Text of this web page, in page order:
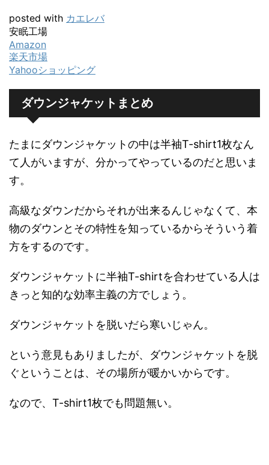
posted with カエレバ
安眠工場
Amazon
楽天市場
Yahooショッピング
ダウンジャケットまとめ
たまにダウンジャケットの中は半袖T-shirt1枚なん
て人がいますが、分かってやっているのだと思いま
す。
高級なダウンだからそれが出来るんじゃなくて、本
物のダウンとその特性を知っているからそういう着
方をするのです。
ダウンジャケットに半袖T-shirtを合わせている人は
きっと知的な効率主義の方でしょう。
ダウンジャケットを脱いだら寒いじゃん。
という意見もありましたが、ダウンジャケットを脱
ぐということは、その場所が暖かいからです。
なので、T-shirt1枚でも問題無い。